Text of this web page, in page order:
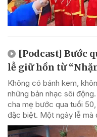
[Podcast] Bước
lễ giữ hồn từ
Không có bánh kem,
những bản nhạc sôi
cha mẹ bước qua tuổi
đặc biệt. Một ngày lễ mà